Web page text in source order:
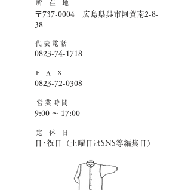
所 在 地
〒737-0004 広島県呉市阿賀南2-8-
38
​代 表 電 話
0823-74-1718
F A X
0823-72-0308
営 業 時 間
9:00 ～ 17:00
​定 休 日
日･祝日（土曜日はSNS等編集日）